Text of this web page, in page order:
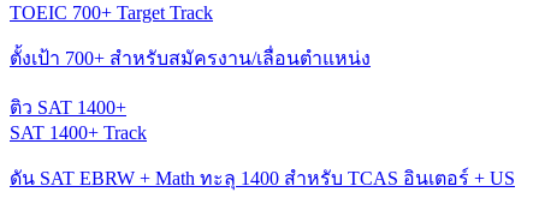
TOEIC 700+ Target Track
ตั้งเป้า 700+ สำหรับสมัครงาน/เลื่อนตำแหน่ง
ติว SAT 1400+
SAT 1400+ Track
ดัน SAT EBRW + Math ทะลุ 1400 สำหรับ TCAS อินเตอร์ + US